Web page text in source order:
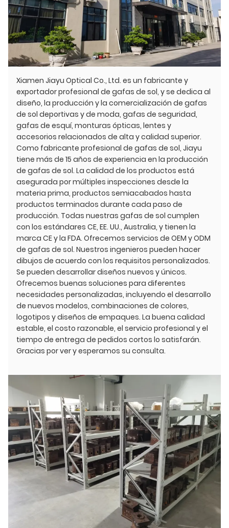
Xiamen Jiayu Optical Co., Ltd. es un fabricante y
exportador profesional de gafas de sol, y se dedica al
diseño, la producción y la comercialización de gafas
de sol deportivas y de moda, gafas de seguridad,
gafas de esquí, monturas ópticas, lentes y
accesorios relacionados de alta y calidad superior.
Como fabricante profesional de gafas de sol, Jiayu
tiene más de 15 años de experiencia en la producción
de gafas de sol. La calidad de los productos está
asegurada por múltiples inspecciones desde la
materia prima, productos semiacabados hasta
productos terminados durante cada paso de
producción. Todas nuestras gafas de sol cumplen
con los estándares CE, EE. UU., Australia, y tienen la
marca CE y la FDA. Ofrecemos servicios de OEM y ODM
de gafas de sol. Nuestros ingenieros pueden hacer
dibujos de acuerdo con los requisitos personalizados.
Se pueden desarrollar diseños nuevos y únicos.
Ofrecemos buenas soluciones para diferentes
necesidades personalizadas, incluyendo el desarrollo
de nuevos modelos, combinaciones de colores,
logotipos y diseños de empaques. La buena calidad
estable, el costo razonable, el servicio profesional y el
tiempo de entrega de pedidos cortos lo satisfarán.
Gracias por ver y esperamos su consulta.